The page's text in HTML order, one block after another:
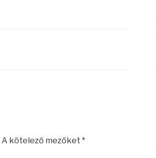
A kötelező mezőket *